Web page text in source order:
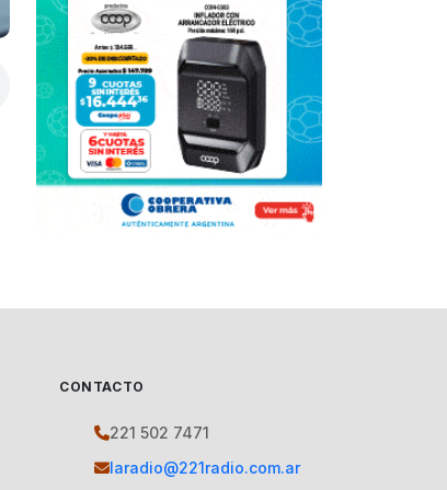
CONTACTO
221 502 7471
laradio@221radio.com.ar